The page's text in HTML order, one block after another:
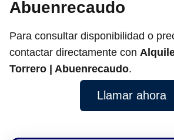
Abuenrecaudo
Para consultar disponibilidad o
contactar directamente con
Torrero | Abuenrecaudo.
Llamar ahora